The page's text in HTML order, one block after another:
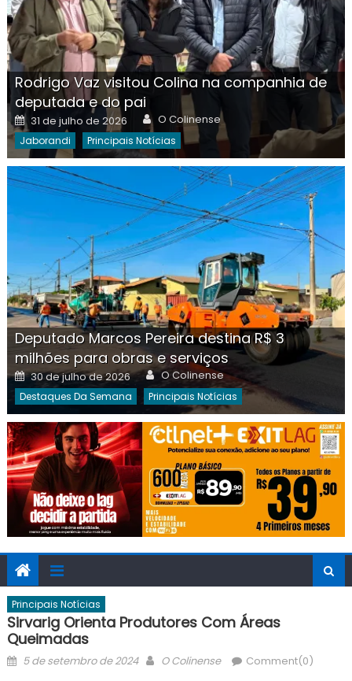
Rodrigo Vaz visitou Colina na companhia de
deputada e do pai
Posted
on
31 de julho de 2026 Author
O Colinense
Jaborandi Principais Notícias
Deputado Marcos Pereira destina R$ 3
milhões para obras e serviços
Posted
on
30 de julho de 2026 Author
O Colinense
Destaques Da Semana Principais Notícias
Principais Notícias
Sirvarig Orienta Produtores Com Áreas
Queimadas
Posted
5 de setembro de 2024 Author
O Colinense Comment(0)